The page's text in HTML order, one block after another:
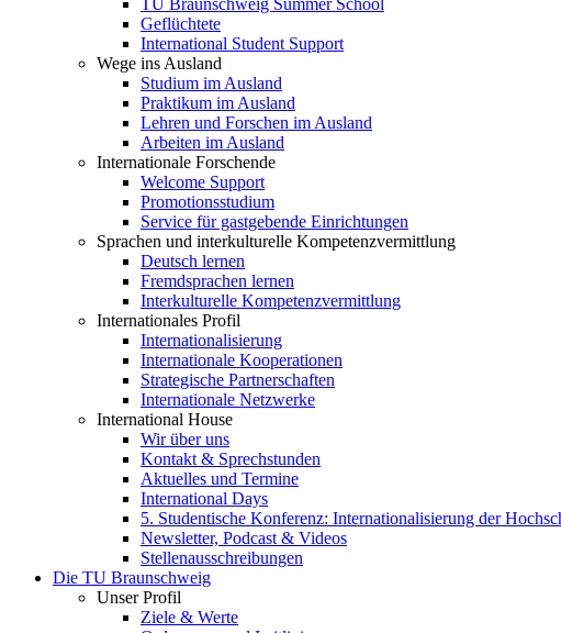
TU Braunschweig Summer School
Geflüchtete
International Student Support
Wege ins Ausland
Studium im Ausland
Praktikum im Ausland
Lehren und Forschen im Ausland
Arbeiten im Ausland
Internationale Forschende
Welcome Support
Promotionsstudium
Service für gastgebende Einrichtungen
Sprachen und interkulturelle Kompetenzvermittlung
Deutsch lernen
Fremdsprachen lernen
Interkulturelle Kompetenzvermittlung
Internationales Profil
Internationalisierung
Internationale Kooperationen
Strategische Partnerschaften
Internationale Netzwerke
International House
Wir über uns
Kontakt & Sprechstunden
Aktuelles und Termine
International Days
5. Studentische Konferenz: Internationalisierung der
Newsletter, Podcast & Videos
Stellenausschreibungen
Die TU Braunschweig
Unser Profil
Ziele & Werte